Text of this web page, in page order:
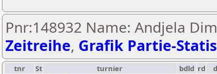
Pnr:148932 Name: Andjela
Zeitreihe, Grafik Partie-
tnr St turnier bdld rd